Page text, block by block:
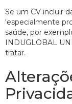
Se um CV incluir
'especialmente
saúde, por
INDUGLOBAL
tratar.